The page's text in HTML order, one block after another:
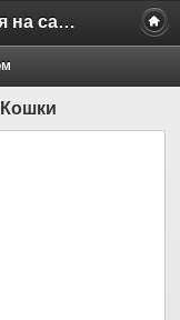
Бесплатные объявления на сайте MILAMO.ru